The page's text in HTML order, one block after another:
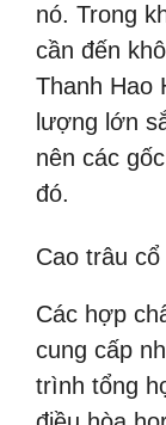
nó. Trong
cần đến
Thanh Hao
lượng lớn
nên các
đó.
Cao trâu cổ
Các hợp
cung cấp
trình tổng